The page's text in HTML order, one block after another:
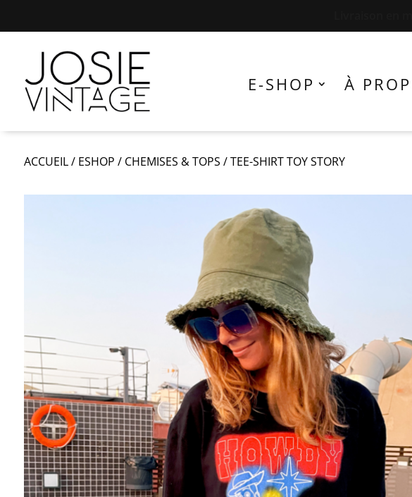
Livraison en
E-SHOP À
ACCUEIL/ ESHOP / CHEMISES & TOPS /TEE-SHIRT TOY STORY